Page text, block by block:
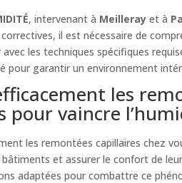
, intervenant à Meilleray et à
il est nécessaire de
les techniques spécifiques
garantir un environnement
les
pour vaincre
les remontées capillaires chez
et assurer le confort de
adaptées pour combattre ce